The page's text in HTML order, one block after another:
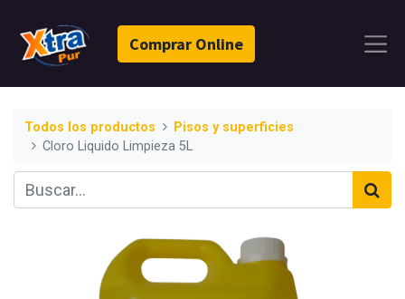
Comprar Online
Todos los productos
Pisos y superficies
Cloro Liquido Limpieza 5L